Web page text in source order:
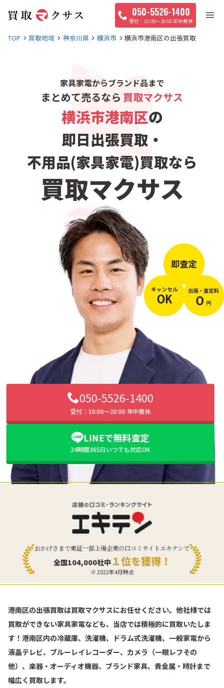
050-5526-1400
10:00〜20:00 年中無休
TOP 買取地域 神奈川県 横浜市 横浜市港南区の出張買取
家具家電からブランド品まで
まとめて売るなら 買取マクサス
横浜市港南区の
即日出張買取・
不用品(家具家電)買取なら
買取マクサス
050-5526-1400
受付：10:00〜20:00 年中無休
LINEで無料査定
24時間365日いつでも対応OK
おかげさまで東証一部上場企業の口コミサイトエキテンで
全国104,000社中 １位を獲得！
※ 2022年4月時点
港南区の出張買取は買取マクサスにお任せください。他社様では
買取ができない家具家電なども、当店では積極的に買取いたしま
す！港南区内の冷蔵庫、洗濯機、ドラム式洗濯機、一般家電から
液晶テレビ、ブルーレイレコーダー、カメラ（一眼レフその
他）、楽器・オーディオ機器、ブランド家具、貴金属・時計まで
幅広く買取します。